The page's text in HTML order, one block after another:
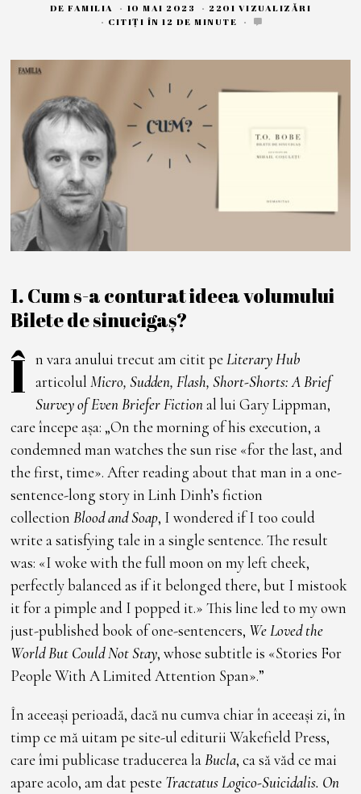
DEFAMILIA 10 MAI 2023
9
M
2201 VIZUALIZĂRI
CITIȚI ÎN 12 DE MINUTE
1. Cum s-a conturat ideea volumului
Bilete de sinucigaș?
Î n vara anului trecut am citit peLiterary Hub
articolulMicro, Sudden, Flash, Short-Shorts: A Brief
Survey of Even Briefer Fictional lui Gary Lippman,
care începe așa: „On the morning of his execution, a
condemned man watches the sun rise «for the last, and
the first, time». After reading about that man in a one-
sentence-long story in Linh Dinh’s fiction
collectionBlood and Soap, I wondered if I too could
write a satisfying tale in a single sentence. The result
was: «I woke with the full moon on my left cheek,
perfectly balanced as if it belonged there, but I mistook
it for a pimple and I popped it.» This line led to my own
just-published book of one-sentencers, We Loved the
World But Could Not Stay, whose subtitle is «Stories For
People With A Limited Attention Span».”
În aceeași perioadă, dacă nu cumva chiar în aceeași zi, în
timp ce mă uitam pe site-ul editurii Wakefield Press,
care îmi publicase traducerea laBucla, ca să văd ce mai
apare acolo, am dat peste Tractatus Logico-Suicidalis. On